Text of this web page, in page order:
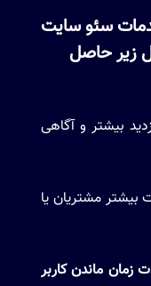
سئو سایت
زیر حاصل
بیشتر و آگاهی
بیشتر مشتریان یا
زمان ماندن کاربر